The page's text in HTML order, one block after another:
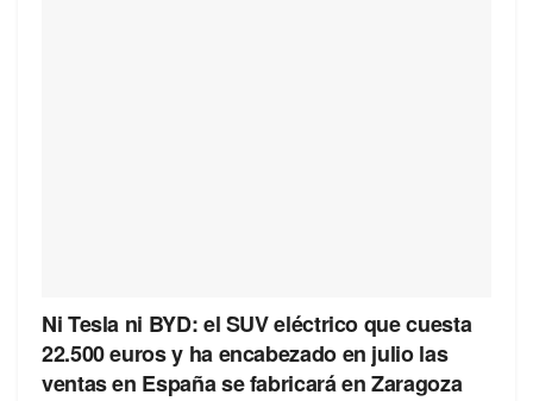
Ni Tesla ni BYD: el SUV eléctrico que cuesta
22.500 euros y ha encabezado en julio las
ventas en España se fabricará en Zaragoza